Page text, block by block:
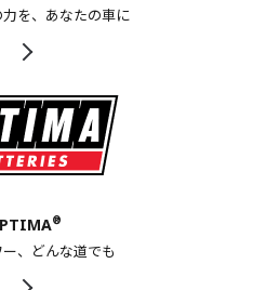
を、あなたの車に
®
、どんな道でも